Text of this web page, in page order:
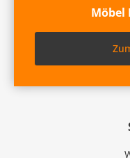
Möbel